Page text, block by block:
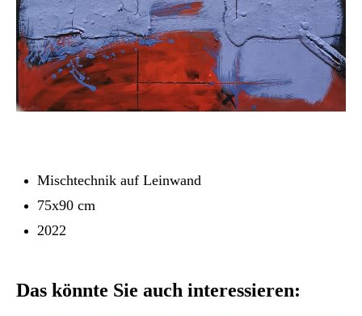
Mischtechnik auf Leinwand
75x90 cm
2022
Das könnte Sie auch interessieren: